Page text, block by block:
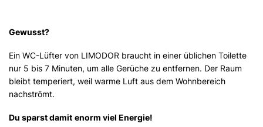
Gewusst?
Ein WC-Lüfter von LIMODOR braucht in einer üblichen Toilette
nur 5 bis 7 Minuten, um alle Gerüche zu entfernen. Der Raum
bleibt temperiert, weil warme Luft aus dem Wohnbereich
nachströmt.
Du sparst damit enorm viel Energie!